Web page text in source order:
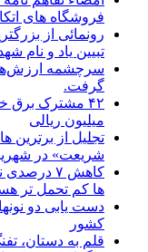
فروشگاه های
رونمائی از
تبیین یاد و نام
سرچشمه
گرفت.
میلیون ریالی
تجلیل از برترین
شریعت» در
کاهش ۷
ها کم تحمل تر
دست یابی دو
کشور
قلم به دستان،